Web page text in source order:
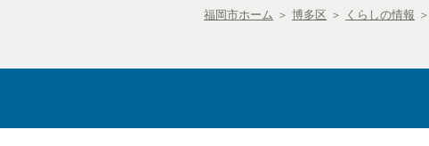
福岡市ホーム ＞ 博多区 ＞ くらしの情報 ＞